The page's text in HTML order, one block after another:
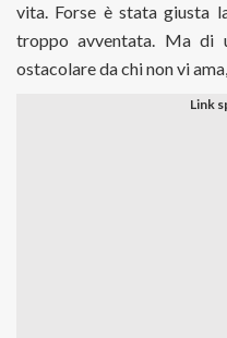
vita. Forse è stata giusta
troppo avventata. Ma di
ostacolare da chi non vi